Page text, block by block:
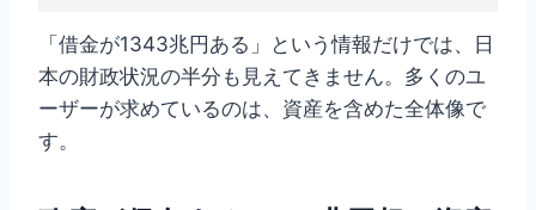
「借金が1343兆円ある」という情報だけでは、日
本の財政状況の半分も見えてきません。多くのユ
ーザーが求めているのは、資産を含めた全体像で
す。